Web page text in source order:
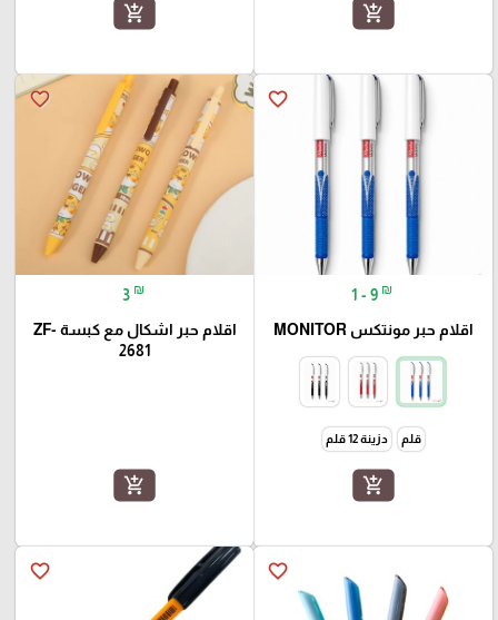
add_shopping_cart
add_shopping_cart
favorite_border
1 - 9 ₪
اقلام حبر مونتكس MONITOR
قلم دزينة 12 قلم
add_shopping_cart
favorite_border
3 ₪
اقلام حبر اشكال مع كبسة ZF-
2681
add_shopping_cart
favorite_border
favorite_border